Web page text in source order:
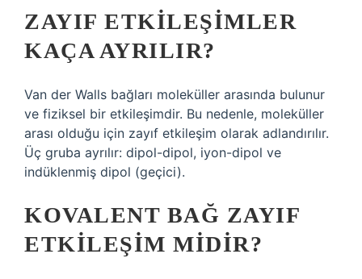
ZAYIF ETKILEŞIMLER
KAÇA AYRILIR?
Van der Walls bağları moleküller arasında bulunur
ve fiziksel bir etkileşimdir. Bu nedenle, moleküller
arası olduğu için zayıf etkileşim olarak adlandırılır.
Üç gruba ayrılır: dipol-dipol, iyon-dipol ve
indüklenmiş dipol (geçici).
KOVALENT BAĞ ZAYIF
ETKILEŞIM MIDIR?